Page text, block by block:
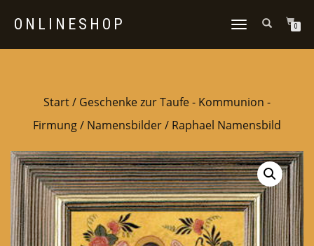
ONLINESHOP
NAVIGATION
0
Start/ Geschenke zur Taufe - Kommunion -
Firmung/ Namensbilder/ Raphael Namensbild